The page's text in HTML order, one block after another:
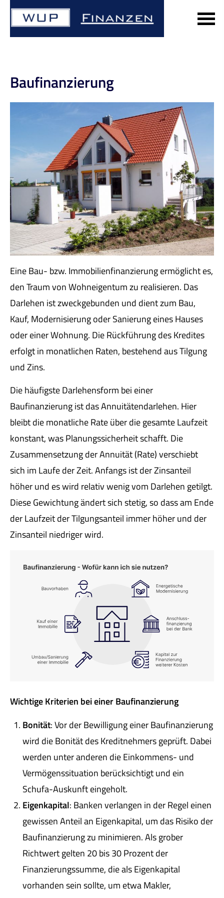
Baufinanzierung
Eine Bau- bzw. Immobilienfinanzierung ermöglicht es,
den Traum von Wohneigentum zu realisieren. Das
Darlehen ist zweckgebunden und dient zum Bau,
Kauf, Modernisierung oder Sanierung eines Hauses
oder einer Wohnung. Die Rückführung des Kredites
erfolgt in monatlichen Raten, bestehend aus Tilgung
und Zins.
Die häufigste Darlehensform bei einer
Baufinanzierung ist das Annuitätendarlehen. Hier
bleibt die monatliche Rate über die gesamte Laufzeit
konstant, was Planungssicherheit schafft. Die
Zusammensetzung der Annuität (Rate) verschiebt
sich im Laufe der Zeit. Anfangs ist der Zinsanteil
höher und es wird relativ wenig vom Darlehen getilgt.
Diese Gewichtung ändert sich stetig, so dass am Ende
der Laufzeit der Tilgungsanteil immer höher und der
Zinsanteil niedriger wird.
Wichtige Kriterien bei einer Baufinanzierung
Bonität: Vor der Bewilligung einer Baufinanzierung
wird die Bonität des Kreditnehmers geprüft. Dabei
werden unter anderen die Einkommens- und
Vermögenssituation berücksichtigt und ein
Schufa-Auskunft eingeholt.
Eigenkapital: Banken verlangen in der Regel einen
gewissen Anteil an Eigenkapital, um das Risiko der
Baufinanzierung zu minimieren. Als grober
Richtwert gelten 20 bis 30 Prozent der
Finanzierungssumme, die als Eigenkapital
vorhanden sein sollte, um etwa Makler,